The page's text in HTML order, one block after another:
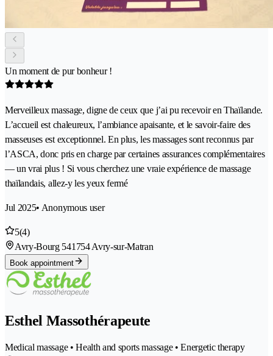
Un moment de pur bonheur !
Merveilleux massage, digne de ceux que j’ai pu recevoir en Thaïlande.
L’accueil est chaleureux, l’ambiance apaisante, et le savoir-faire des
masseuses est exceptionnel. En plus, les massages sont reconnus par
l’ASCA, donc pris en charge par certaines assurances complémentaires
— un vrai plus ! Si vous cherchez une vraie expérience de massage
thaïlandais, allez-y les yeux fermé
Jul 2025• Anonymous user
5(4)
Avry-Bourg 541754 Avry-sur-Matran
Book appointment
Esthel Massothérapeute
Medical massage • Health and sports massage • Energetic therapy